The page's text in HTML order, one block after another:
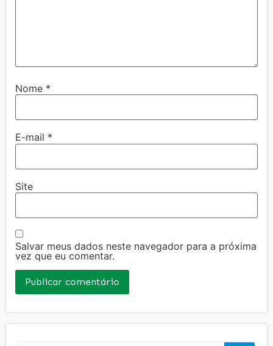
Nome *
E-mail *
Site
Salvar meus dados neste navegador para a próxima
vez que eu comentar.